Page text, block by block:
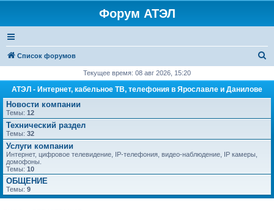
Форум АТЭЛ
Список форумов
с
Текущее время: 08 авг 2026, 15:20
АТЭЛ - Интернет, кабельное ТВ, телефония в Ярославле и Данилове
Новости компании
Темы: 12
Технический раздел
Темы: 32
Услуги компании
Интернет, цифровое телевидение, IP-телефония, видео-наблюдение, IP камеры,
домофоны.
Темы: 10
ОБЩЕНИЕ
Темы: 9